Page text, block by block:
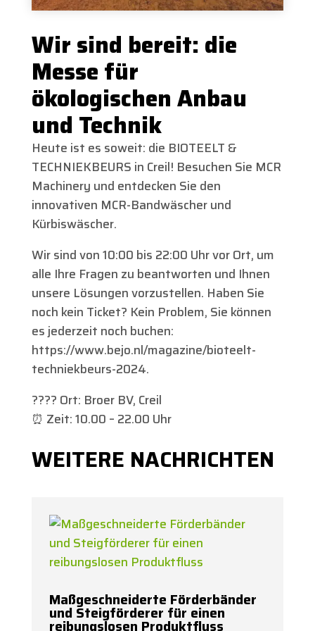
Wir sind bereit: die
Messe für
ökologischen Anbau
und Technik
Heute ist es soweit: die BIOTEELT &
TECHNIEKBEURS in Creil! Besuchen Sie MCR
Machinery und entdecken Sie den
innovativen MCR-Bandwäscher und
Kürbiswäscher.
Wir sind von 10:00 bis 22:00 Uhr vor Ort, um
alle Ihre Fragen zu beantworten und Ihnen
unsere Lösungen vorzustellen. Haben Sie
noch kein Ticket? Kein Problem, Sie können
es jederzeit noch buchen:
https://www.bejo.nl/magazine/bioteelt-
techniekbeurs-2024.
???? Ort: Broer BV, Creil
⏰ Zeit: 10.00 – 22.00 Uhr
WEITERE NACHRICHTEN
Maßgeschneiderte Förderbänder
und Steigförderer für einen
reibungslosen Produktfluss